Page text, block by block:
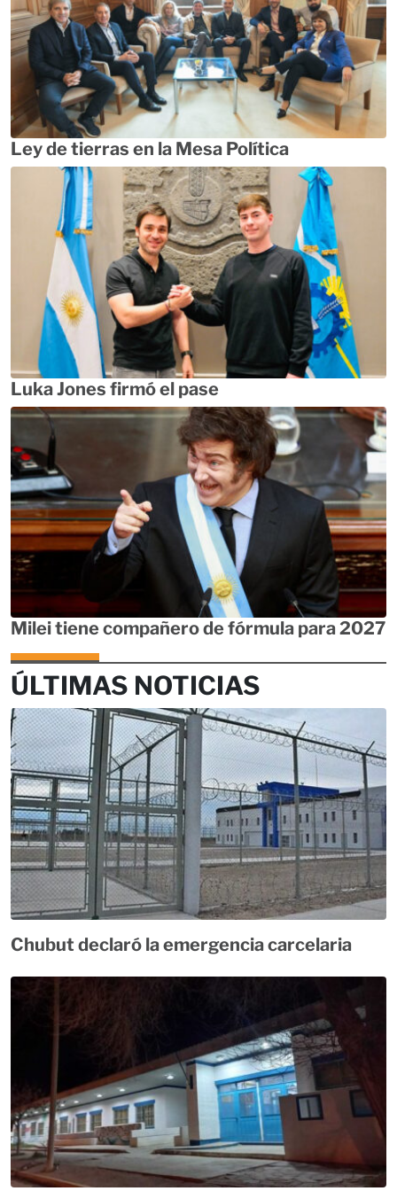
Ley de tierras en la Mesa Política
Luka Jones firmó el pase
Milei tiene compañero de fórmula para 2027
ÚLTIMAS NOTICIAS
Chubut declaró la emergencia carcelaria